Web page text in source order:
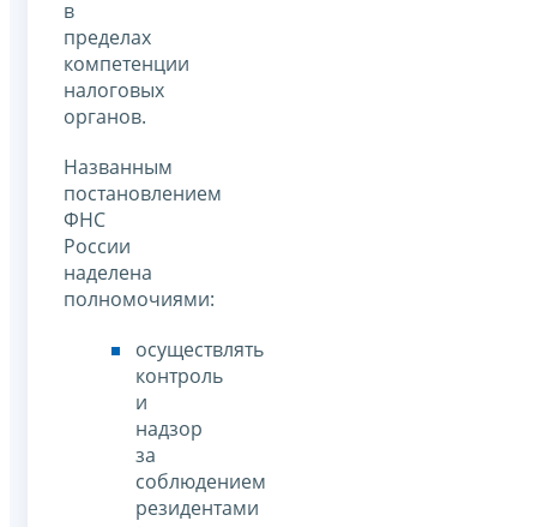
в
пределах
компетенции
налоговых
органов.
Названным
постановлением
ФНС
России
наделена
полномочиями:
осуществлять
контроль
и
надзор
за
соблюдением
резидентами